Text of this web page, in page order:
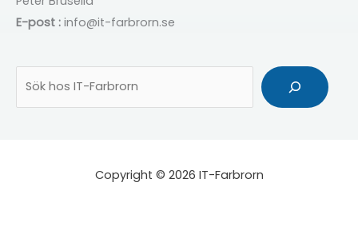
E-post : info@it-farbrorn.se
Copyright © 2026 IT-Farbrorn